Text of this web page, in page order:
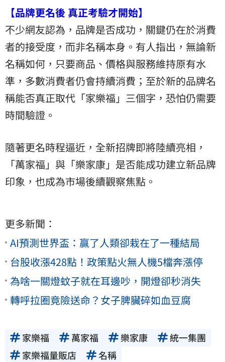
【品牌更名後 真正考驗才開始】
不少網友認為，品牌是否成功，關鍵仍在於消費
者的接受度，而非名稱本身。有人指出，無論新
名稱如何，只要商品、價格與服務維持原有水
準，多數消費者仍會持續消費；至於新的品牌名
稱能否真正取代「家樂福」三個字，恐怕仍需要
時間驗證。
隨著更名時程逼近，全新招牌即將陸續亮相，
「萬家福」與「樂家康」是否能成功建立新品牌
印象，也成為市場後續觀察焦點。
更多新聞：
AI預測世界盃：贏了人類卻栽在了一種結局
台股收漲428點！政策點火無人機5檔奔漲停
為啥一關燈蚊子就在耳邊吵，開燈卻秒消失
轉呼拉圈竟險送命？女子脾臟碎如血豆腐
家樂福 萬家福 樂家康
統一集團
家樂福量販店
名稱